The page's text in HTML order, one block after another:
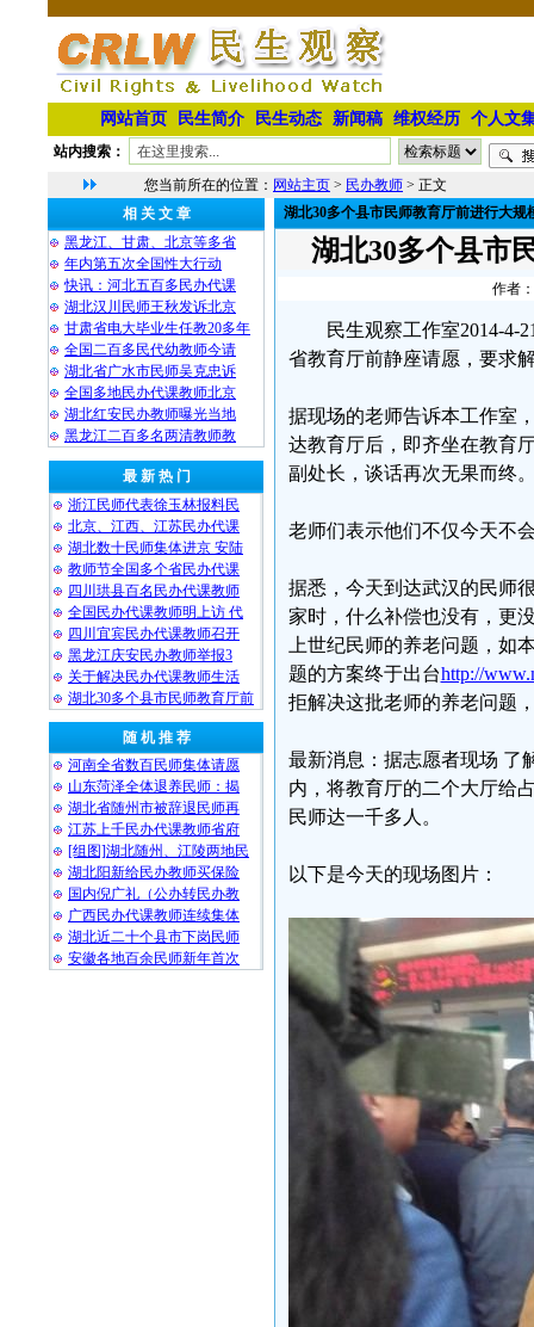
网站首页 民生简介 民生动态 新闻稿 维权经历 个人文
站内搜索：
您当前所在的位置： 网站主页 > 民办教师 > 正文
相 关 文 章
黑龙江、甘肃、北京等多省
年内第五次全国性大行动
快讯：河北五百多民办代课
湖北汉川民师王秋发诉北京
甘肃省电大毕业生任教20多年
全国二百多民代幼教师今请
湖北省广水市民师吴克忠诉
全国多地民办代课教师北京
湖北红安民办教师曝光当地
黑龙江二百多名两清教师教
最 新 热 门
浙江民师代表徐玉林报料民
北京、江西、江苏民办代课
湖北数十民师集体进京 安陆
教师节全国多个省民办代课
四川珙县百名民办代课教师
全国民办代课教师明上访 代
四川宜宾民办代课教师召开
黑龙江庆安民办教师举报3
关于解决民办代课教师生活
湖北30多个县市民师教育厅前
随 机 推 荐
河南全省数百民师集体请愿
山东菏泽全体退养民师：揭
湖北省随州市被辞退民师再
江苏上千民办代课教师省府
[组图]湖北随州、江陵两地民
湖北阳新给民办教师买保险
国内倪广礼（公办转民办教
广西民办代课教师连续集体
湖北近二十个县市下岗民师
安徽各地百余民师新年首次
湖北30多个县市民师教育厅前进行大规
湖北30多个县市
作者
民生观察工作室2014-4-
省教育厅前静座请愿，要求
据现场的老师告诉本工作室
达教育厅后，即齐坐在教育
副处长，谈话再次无果而终
老师们表示他们不仅今天不
据悉，今天到达武汉的民师
家时，什么补偿也没有，更
上世纪民师的养老问题，如
题的方案终于出台http://
拒解决这批老师的养老问题
最新消息：据志愿者现场 了
内，将教育厅的二个大厅给
民师达一千多人。
以下是今天的现场图片：